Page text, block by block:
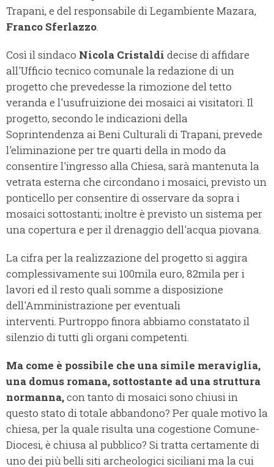
Trapani, e del responsabile di Legambiente Mazara,
Franco Sferlazzo.
Così il sindaco Nicola Cristaldi decise di affidare
all'Ufficio tecnico comunale la redazione di un
progetto che prevedesse la rimozione del tetto
veranda e l'usufruizione dei mosaici ai visitatori. Il
progetto, secondo le indicazioni della
Soprintendenza ai Beni Culturali di Trapani, prevede
l'eliminazione per tre quarti della in modo da
consentire l'ingresso alla Chiesa, sarà mantenuta la
vetrata esterna che circondano i mosaici, previsto un
ponticello per consentire di osservare da sopra i
mosaici sottostanti; inoltre è previsto un sistema per
una copertura e per il drenaggio dell'acqua piovana.
La cifra per la realizzazione del progetto si aggira
complessivamente sui 100mila euro, 82mila per i
lavori ed il resto quali somme a disposizione
dell'Amministrazione per eventuali
interventi. Purtroppo finora abbiamo constatato il
silenzio di tutti gli organi competenti.
Ma come è possibile che una simile meraviglia,
una domus romana, sottostante ad una struttura
normanna,con tanto di mosaici sono chiusi in
questo stato di totale abbandono? Per quale motivo la
chiesa, per la quale risulta una cogestione Comune-
Diocesi, è chiusa al pubblico? Si tratta certamente di
uno dei più belli siti archeologici siciliani ma la cui